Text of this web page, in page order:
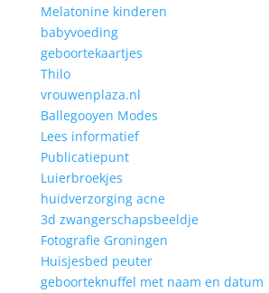
Melatonine kinderen
babyvoeding
geboortekaartjes
Thilo
vrouwenplaza.nl
Ballegooyen Modes
Lees informatief
Publicatiepunt
Luierbroekjes
huidverzorging acne
3d zwangerschapsbeeldje
Fotografie Groningen
Huisjesbed peuter
geboorteknuffel met naam en datum